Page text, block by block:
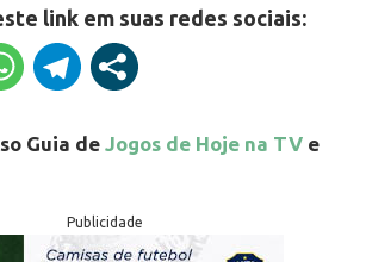
link em suas redes sociais:
Guia de Jogos de Hoje na TV e
Publicidade